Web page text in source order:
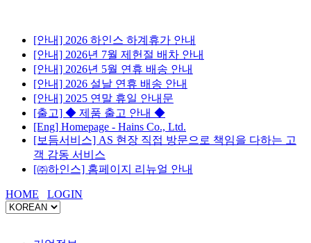
[안내] 2026 하인스 하계휴가 안내
[안내] 2026년 7월 제헌절 배차 안내
[안내] 2026년 5월 연휴 배송 안내
[안내] 2026 설날 연휴 배송 안내
[안내] 2025 연말 휴일 안내문
[출고] ◆ 제품 출고 안내 ◆
[Eng] Homepage - Hains Co., Ltd.
[보듬서비스] AS 현장 직접 방문으로 책임을 다하는 고
객 감동 서비스
[㈜하인스] 홈페이지 리뉴얼 안내
HOME LOGIN